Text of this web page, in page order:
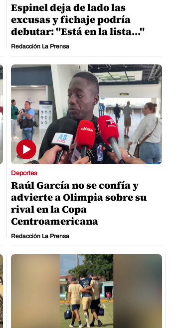
Espinel deja de lado las
excusas y fichaje podría
debutar: "Está en la lista..."
Redacción La Prensa
Deportes
Raúl García no se confía y
advierte a Olimpia sobre su
rival en la Copa
Centroamericana
Redacción La Prensa